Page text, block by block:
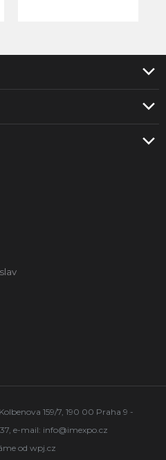
159/7, 190 00 Praha 9 -
e-mail: info@imexpo.cz
od wpj.cz